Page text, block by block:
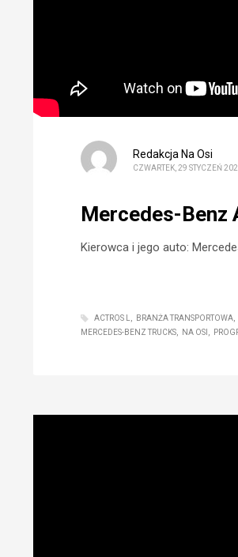
Redakcja Na Osi
CZWARTEK, 29 STYCZEŃ
Mercedes-Benz
Kierowca i jego auto:
ACTROS L BRANŻA TRANSPORTOWA
MERCEDES-BENZ TRUCKS
NA OSI